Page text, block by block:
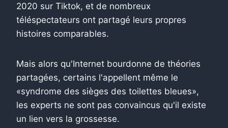
2020 sur Tiktok, et de nombreux
téléspectateurs ont partagé leurs propres
histoires comparables.
Mais alors qu'Internet bourdonne de théories
partagées, certains l'appellent même le
«syndrome des sièges des toilettes bleues»,
les experts ne sont pas convaincus qu'il existe
un lien vers la grossesse.